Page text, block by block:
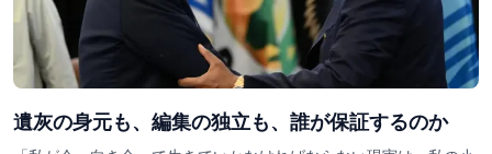
遺灰の身元も、編集の独立も、誰が保証するのか